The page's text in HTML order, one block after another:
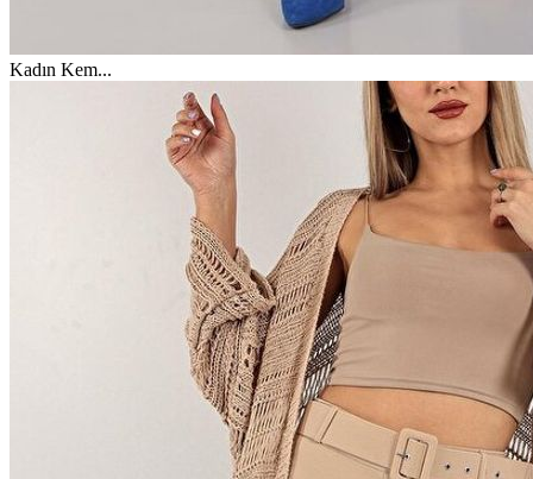
Kadın Kem...